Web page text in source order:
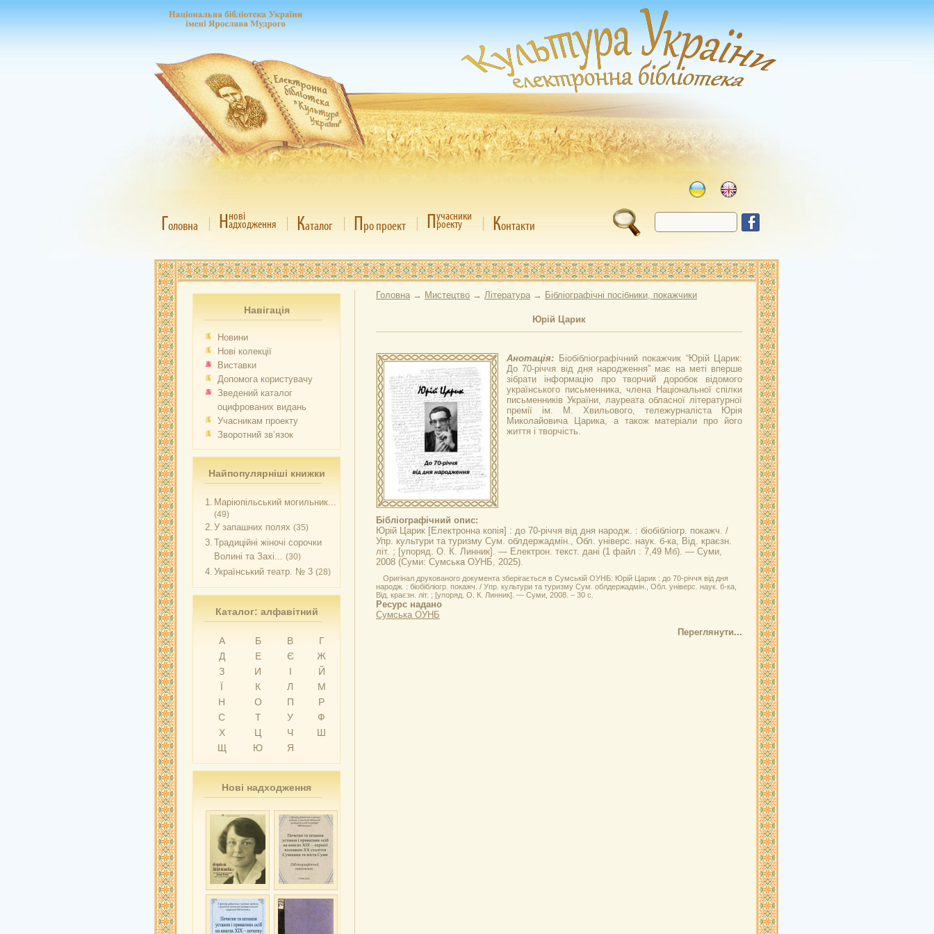
Головна Ннові
адходження Каталог Про проект Пучасники
роекту Контакти
Навігація
Новини
Нові колекції
Виставки
Допомога користувачу
Зведений каталог
оцифрованих видань
Учасникам проекту
Зворотний зв’язок
Найпопулярніші книжки
1. Маріюпільський могильник...
(49)
2. У запашних полях (35)
3. Традиційні жіночі сорочки
Волині та Захі... (30)
4. Український театр. № 3 (28)
Каталог: алфавітний
А Б В
Г
Д
Е Є
Ж
З
И І
Й
Ї
К Л
М
Н
О П
Р
С
Т У
Ф
Х
Ц Ч
Ш
Щ
Ю Я
Нові надходження
Головна → Мистецтво → Література → Бібліографічні посібники, покажчики
Юрій Царик
Анотація: Біобібліографічний покажчик “Юрій Царик:
До 70-річчя від дня народження” має на меті вперше
зібрати інформацію про творчий доробок відомого
українського письменника, члена Національної спілки
письменників України, лауреата обласної літературної
премії ім. М. Хвильового, тележурналіста Юрія
Миколайовича Царика, а також матеріали про його
життя і творчість.
Бібліографічний опис:
Юрій Царик [Електронна копія] : до 70-річчя від дня народж. : біобібліогр. покажч. /
Упр. культури та туризму Сум. облдержадмін., Обл. універс. наук. б-ка, Від. краєзн.
літ. ; [упоряд. О. К. Линник]. — Електрон. текст. дані (1 файл : 7,49 Мб). — Суми,
2008 (Суми: Сумська ОУНБ, 2025).
Оригінал друкованого документа зберігається в Сумській ОУНБ: Юрій Царик : до 70-річчя від дня
народж. : біобібліогр. покажч. / Упр. культури та туризму Сум. облдержадмін., Обл. універс. наук. б-ка,
Від. краєзн. літ. ; [упоряд. О. К. Линник]. — Суми, 2008. – 30 с.
Ресурс надано
Сумська ОУНБ
Переглянути...